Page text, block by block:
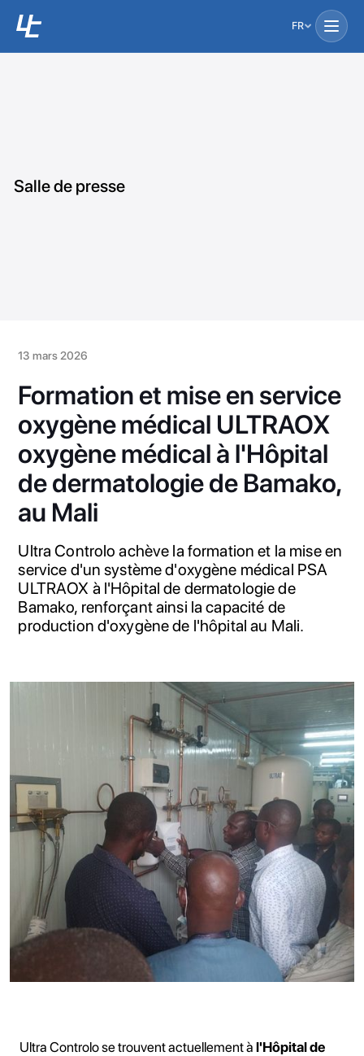
FR
Salle de presse
13 mars 2026
Formation et mise en service
oxygène médical ULTRAOX
oxygène médical à l'Hôpital
de dermatologie de Bamako,
au Mali
Ultra Controlo achève la formation et la mise en
service d'un système d'oxygène médical PSA
ULTRAOX à l'Hôpital de dermatologie de
Bamako, renforçant ainsi la capacité de
production d'oxygène de l'hôpital au Mali.
Ultra Controlo se trouvent actuellement à l'Hôpital de